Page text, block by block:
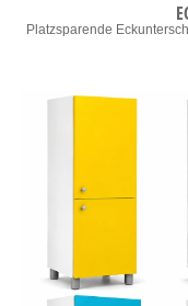
Platzsparende